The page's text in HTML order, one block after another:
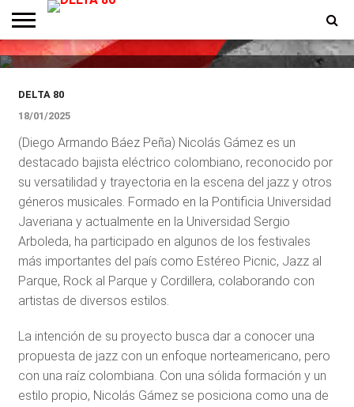
ENTREVISTAS
PREMIOS
PRODUCCIONES
PROGRAMACION
CONTACTO
HOMEPAGE
explora el jazz norteamericano
desde su origen colombiano
DELTA 80
18/01/2025
(Diego Armando Báez Peña) Nicolás Gámez es un
destacado bajista eléctrico colombiano, reconocido por
su versatilidad y trayectoria en la escena del jazz y otros
géneros musicales. Formado en la Pontificia Universidad
Javeriana y actualmente en la Universidad Sergio
Arboleda, ha participado en algunos de los festivales
más importantes del país como Estéreo Picnic, Jazz al
Parque, Rock al Parque y Cordillera, colaborando con
artistas de diversos estilos.
La intención de su proyecto busca dar a conocer una
propuesta de jazz con un enfoque norteamericano, pero
con una raíz colombiana. Con una sólida formación y un
estilo propio, Nicolás Gámez se posiciona como una de